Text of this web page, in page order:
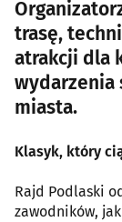
trasę,
atrakcji dla
wydarzenia
miasta.
Klasyk, który
Rajd Podlaski
zawodników,